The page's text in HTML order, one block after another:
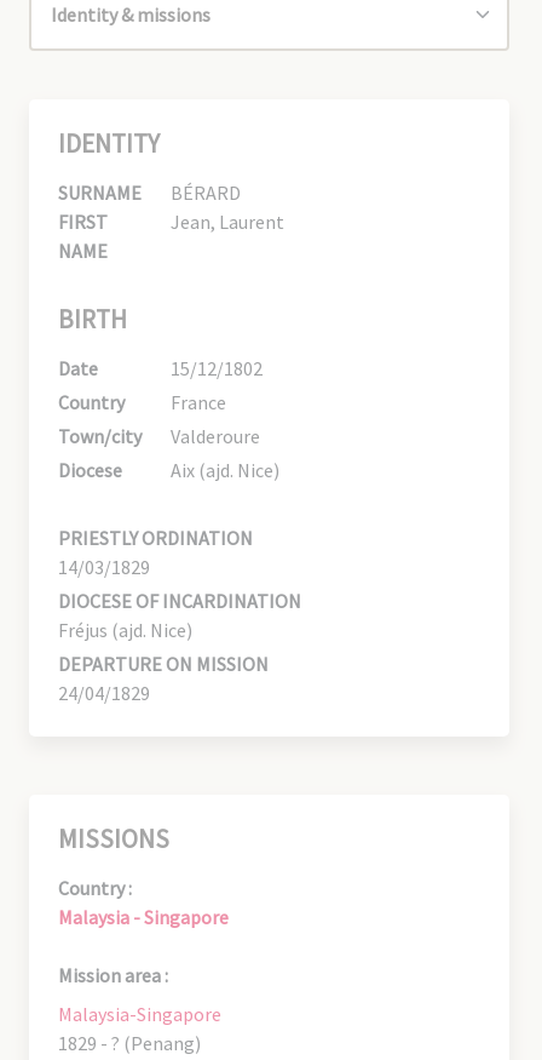
IDENTITY
SURNAME
BÉRARD
FIRST
NAME
Jean, Laurent
BIRTH
Date
15/12/1802
Country
France
Town/city
Valderoure
Diocese
Aix (ajd. Nice)
PRIESTLY ORDINATION
14/03/1829
DIOCESE OF INCARDINATION
Fréjus (ajd. Nice)
DEPARTURE ON MISSION
24/04/1829
MISSIONS
Country :
Malaysia - Singapore
Mission area :
Malaysia-Singapore
1829 - ? (Penang)